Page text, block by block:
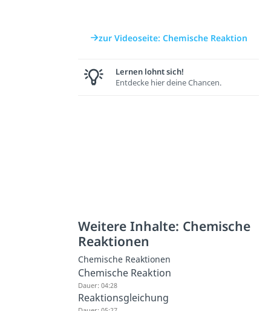
zur Videoseite: Chemische Reaktion
Lernen lohnt sich!
Entdecke hier deine Chancen.
Weitere Inhalte: Chemische
Reaktionen
Chemische Reaktionen
Chemische Reaktion
Dauer: 04:28
Reaktionsgleichung